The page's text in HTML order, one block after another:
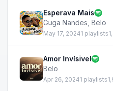
Esperava Mais
Guga Nandes Belo
May 17, 20241 playlists
Amor Invísivel
Belo
Apr 26, 20241 playlists